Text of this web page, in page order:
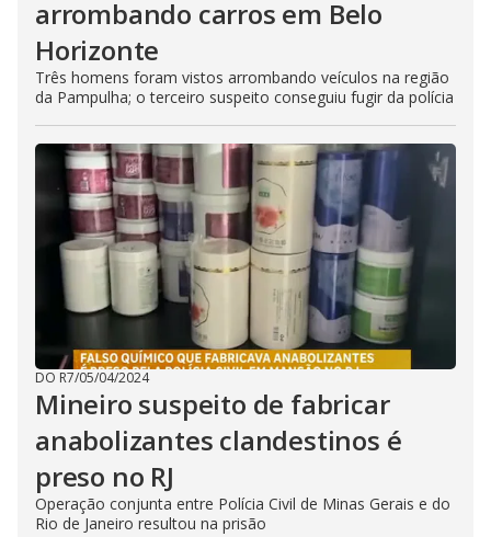
arrombando carros em Belo
Horizonte
Três homens foram vistos arrombando veículos na região
da Pampulha; o terceiro suspeito conseguiu fugir da polícia
DO R7/05/04/2024
Mineiro suspeito de fabricar
anabolizantes clandestinos é
preso no RJ
Operação conjunta entre Polícia Civil de Minas Gerais e do
Rio de Janeiro resultou na prisão